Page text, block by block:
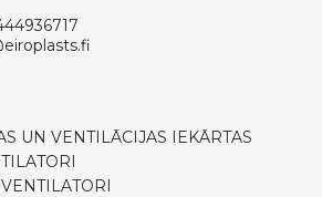
UN VENTILĀCIJAS IEKĀRTAS